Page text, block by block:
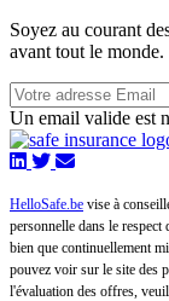
Soyez au courant
avant tout le monde.
Un email valide est
HelloSafe.be vise à
personnelle dans le
bien que continuellement
pouvez voir sur le site des
l'évaluation des offres,